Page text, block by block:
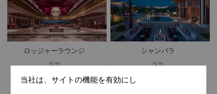
ロッジャーラウンジ
ラサ
ラウンジ＆バー
シャンバラ
ラサ
ラウンジ＆バー
当社は、サイトの機能を有効にし